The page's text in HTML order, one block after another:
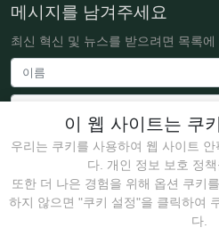
이 웹 사이트는 쿠
우리는 쿠키를 사용하여 웹 사이트
다. 개인 정보 보호 정책
또한 더 나은 경험을 위해 옵션 쿠키
하지 않으면 "쿠키 설정"을 클릭하여
다.
메시지를 남겨주세요
최신 혁신 및 뉴스를 받으려면 목록에